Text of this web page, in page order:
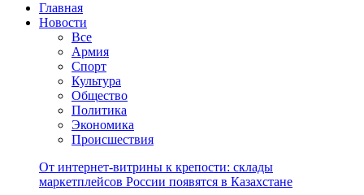
Главная
Новости
Все
Армия
Спорт
Культура
Общество
Политика
Экономика
Происшествия
От интернет-витрины к крепости: склады
маркетплейсов России появятся в Казахстане